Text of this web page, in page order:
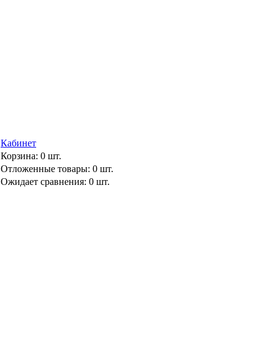
Кабинет
Корзина: 0 шт.
Отложенные товары: 0 шт.
Ожидает сравнения: 0 шт.